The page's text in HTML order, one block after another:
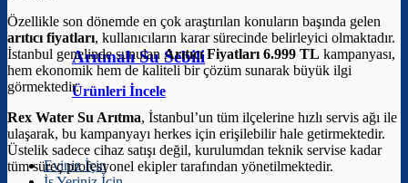
Arıtmalı Su Sebili
Ürünleri İncele
Eviniz İçin
Özellikle son dönemde en çok araştırılan konuların başında gelen
arıtıcı fiyatları, kullanıcıların karar sürecinde belirleyici olmaktadır.
İstanbul genelinde sunulan Arıtıcı Fiyatları 6.999 TL kampanyası,
hem ekonomik hem de kaliteli bir çözüm sunarak büyük ilgi
görmektedir.
Rex Water Su Arıtma, İstanbul’un tüm ilçelerine hızlı servis ağı ile
ulaşarak, bu kampanyayı herkes için erişilebilir hale getirmektedir.
Üstelik sadece cihaz satışı değil, kurulumdan teknik servise kadar
tüm süreç profesyonel ekipler tarafından yönetilmektedir.